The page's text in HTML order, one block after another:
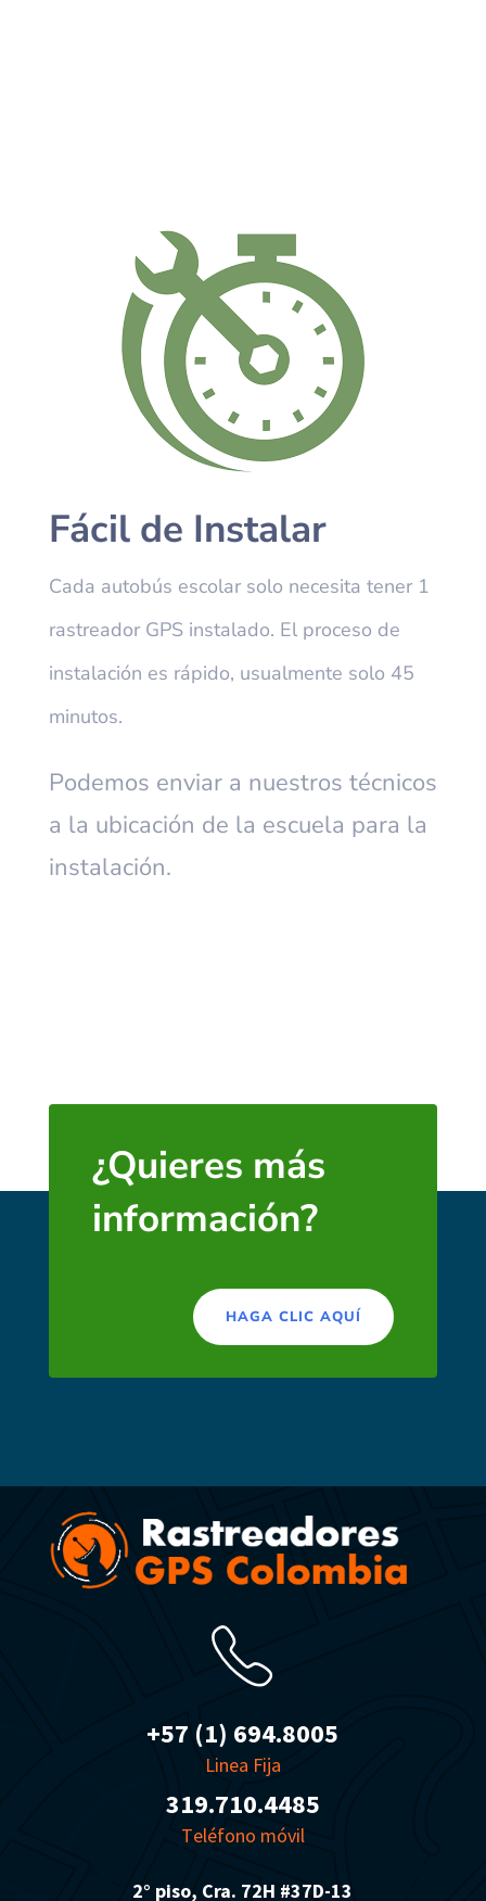
Fácil de Instalar
Cada autobús escolar solo necesita tener 1
rastreador GPS instalado. El proceso de
instalación es rápido, usualmente solo 45
minutos.
Podemos enviar a nuestros técnicos
a la ubicación de la escuela para la
instalación.
¿Quieres más
información?
HAGA CLIC AQUÍ
+57 (1) 694.8005
Linea Fija
319.710.4485
Teléfono móvil
2° piso, Cra. 72H #37D-13